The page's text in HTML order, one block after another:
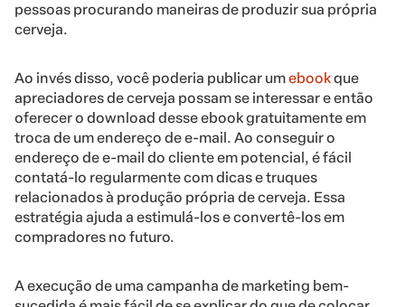
pessoas procurando maneiras de produzir sua própria
cerveja.
Ao invés disso, você poderia publicar umebookque
apreciadores de cerveja possam se interessar e então
oferecer o download desse ebook gratuitamente em
troca de um endereço de e-mail. Ao conseguir o
endereço de e-mail do cliente em potencial, é fácil
contatá-lo regularmente com dicas e truques
relacionados à produção própria de cerveja. Essa
estratégia ajuda a estimulá-los e convertê-los em
compradores no futuro.
A execução de uma campanha de marketing bem-